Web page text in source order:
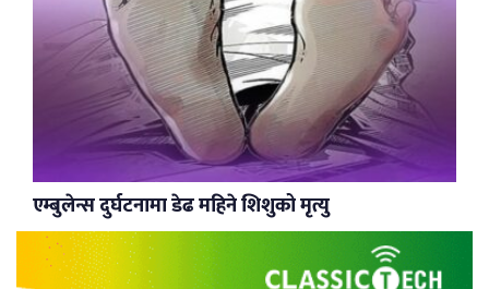
एम्बुलेन्स दुर्घटनामा डेढ महिने शिशुको मृत्यु